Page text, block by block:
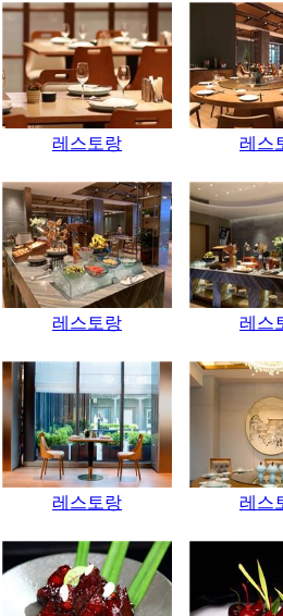
레스토랑 레스
레스토랑 레스
레스토랑 레스